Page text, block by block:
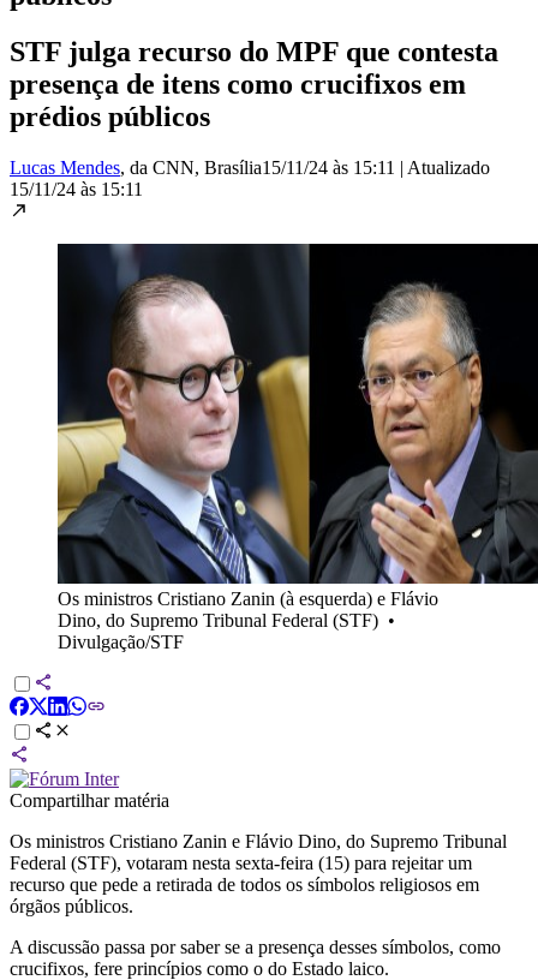
STF julga recurso do MPF que contesta
presença de itens como crucifixos em
prédios públicos
Lucas Mendes, da CNN, Brasília15/11/24 às 15:11 | Atualizado
15/11/24 às 15:11
Os ministros Cristiano Zanin (à esquerda) e Flávio
Dino, do Supremo Tribunal Federal (STF) •
Divulgação/STF
Compartilhar matéria
Os ministros Cristiano Zanin e Flávio Dino, do Supremo Tribunal
Federal (STF), votaram nesta sexta-feira (15) para rejeitar um
recurso que pede a retirada de todos os símbolos religiosos em
órgãos públicos.
A discussão passa por saber se a presença desses símbolos, como
crucifixos, fere princípios como o do Estado laico.